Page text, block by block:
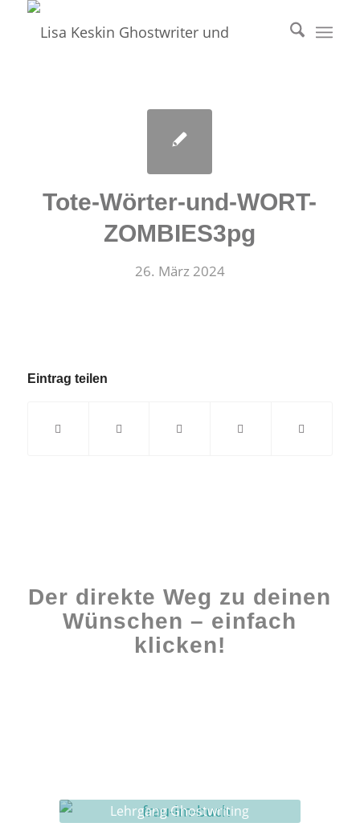
Tote-Wörter-und-WORT-
ZOMBIES3pg
26. März 2024
Eintrag teilen
Der direkte Weg zu deinen
Wünschen – einfach
klicken!
Lehrgang Ghostwriting